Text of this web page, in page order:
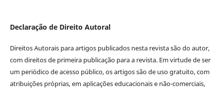
Declaração de Direito Autoral
Direitos Autorais para artigos publicados nesta revista são do autor,
com direitos de primeira publicação para a revista. Em virtude de ser
um periódico de acesso público, os artigos são de uso gratuito, com
atribuições próprias, em aplicações educacionais e não-comerciais,